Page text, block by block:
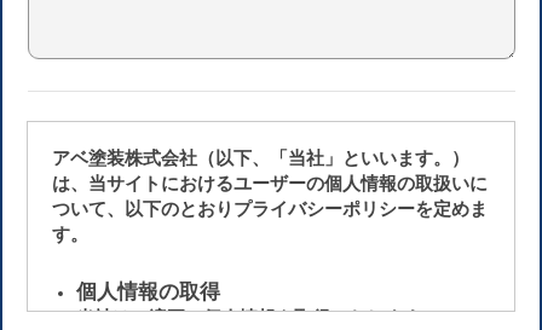
アベ塗装株式会社（以下、「当社」といいます。）
は、当サイトにおけるユーザーの個人情報の取扱いに
ついて、以下のとおりプライバシーポリシーを定めま
す。
個人情報の取得
当社は、適正に個人情報を取得いたします。